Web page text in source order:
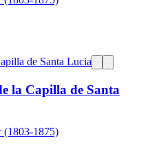
la Capilla de Santa
(1803-1875)